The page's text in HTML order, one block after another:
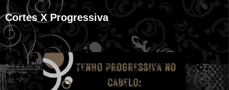
Cortes X Progressiva